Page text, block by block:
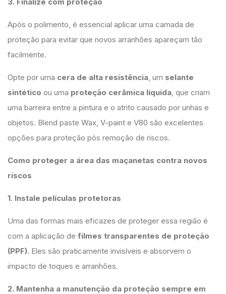
Após o polimento, é essencial aplicar uma camada de
proteção para evitar que novos arranhões apareçam tão
facilmente.
Opte por uma cera de alta resistência , um selante
sintético ou uma proteção cerâmica líquida , que criam
uma barreira entre a pintura e o atrito causado por unhas e
objetos. Blend paste Wax, V-paint e V80 são excelentes
opções para proteção pós remoção de riscos.
Como proteger a área das maçanetas contra novos
riscos
1. Instale películas protetoras
Uma das formas mais eficazes de proteger essa região é
com a aplicação de filmes transparentes de proteção
(PPF). Eles são praticamente invisíveis e absorvem o
impacto de toques e arranhões.
2. Mantenha a manutenção da proteção sempre em